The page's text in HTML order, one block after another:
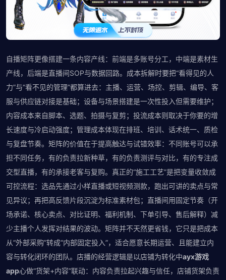
自播矩阵更像搭建一条内容产线：前端是多账号分工，中端是素材生
产线，后端是直播间SOP与数据回路。成本拆解时要把“看得见的人
力”与“看不见的管理”都算进去：主播、运营、场控、剪辑、编导、客
服与供应链对接是基础；设备与场景搭建是一次性投入但需要维护；
内容成本来自脚本、选题、拍摄与复剪；投流成本则取决于你要的增
长速度与冷启动强度；管理成本体现在排班、培训、话术统一、质检
与复盘节奏。矩阵的价值在于提高触达与试错效率：不同账号可以承
担不同任务，有的负责拉新种草，有的负责测评与对比，有的专注成
交型直播，有的承接老客与复购。真正的“施工工艺”是把变量收敛成
可控流程：选品先通过小样直播或短视频测款，跑出可讲的卖点与常
见异议；再把高反馈片段沉淀为标准素材包；直播间用固定节奏（开
场承诺、核心卖点、对比证明、福利机制、下单引导、售后解释）减
少主播个人发挥对结果的波动。矩阵并不天然更省钱，它只是把成本
从“外部采购”转成“内部固定投入”，适合愿意长期运营、且能建立内
容与转化闭环的团队。店播的经营逻辑是以店铺为转化中ayx游戏
app心做“货架+内容”联动：内容负责拉起兴趣与信任，店铺货架负责